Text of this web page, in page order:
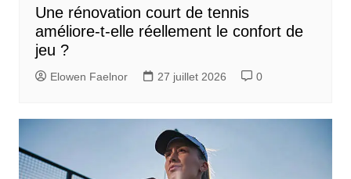
Une rénovation court de tennis
améliore-t-elle réellement le confort de
jeu ?
Elowen Faelnor 27 juillet 2026 0